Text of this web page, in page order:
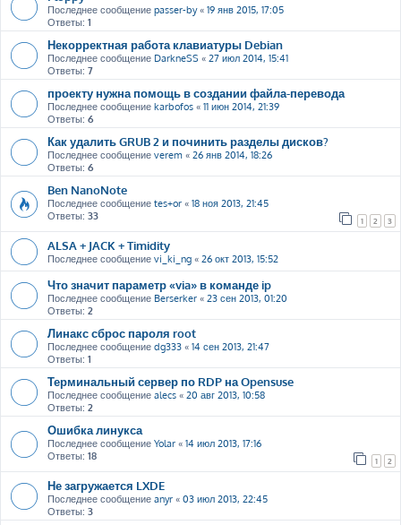
Последнее сообщение passer-by« 19 янв 2015, 17:05
Ответы: 1
Некорректная работа клавиатуры Debian
Последнее сообщение DarkneSS « 27 июл 2014, 15:41
Ответы: 7
проекту нужна помощь в создании файла-перевода
Последнее сообщение karbofos « 11 июн 2014, 21:39
Ответы: 6
Как удалить GRUB 2 и починить разделы дисков?
Последнее сообщение verem « 26 янв 2014, 18:26
Ответы: 6
Ben NanoNote
Последнее сообщение tes+or « 18 ноя 2013, 21:45
Ответы: 33 1 2 3
ALSA + JACK + Timidity
Последнее сообщение vi_ki_ng « 26 окт 2013, 15:52
Что значит параметр «via» в команде ip
Последнее сообщение Berserker « 23 сен 2013, 01:20
Ответы: 2
Линакс сброс пароля root
Последнее сообщение dg333 « 14 сен 2013, 21:47
Ответы: 1
Терминальный сервер по RDP на Opensuse
Последнее сообщение alecs « 20 авг 2013, 10:58
Ответы: 2
Ошибка линукса
Последнее сообщение Yolar « 14 июл 2013, 17:16
Ответы: 18 1 2
Не загружается LXDE
Последнее сообщение anyr « 03 июл 2013, 22:45
Ответы: 3